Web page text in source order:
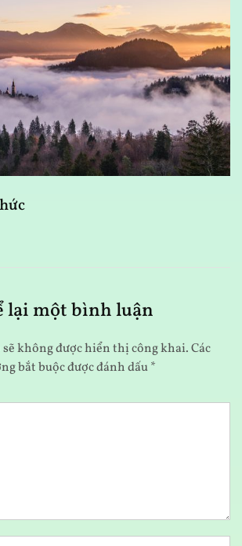
lại một bình luận
sẽ không được hiển thị công khai.Các
bắt buộc được đánh dấu*